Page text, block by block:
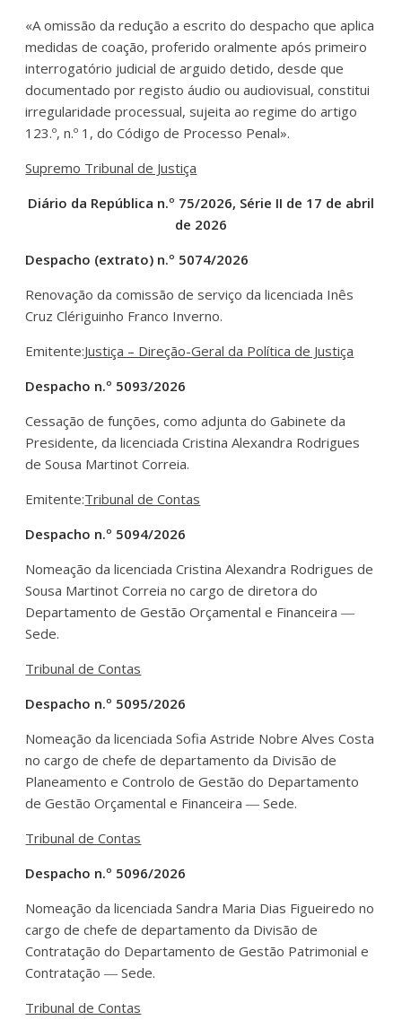
«A omissão da redução a escrito do despacho que aplica
medidas de coação, proferido oralmente após primeiro
interrogatório judicial de arguido detido, desde que
documentado por registo áudio ou audiovisual, constitui
irregularidade processual, sujeita ao regime do artigo
123.º, n.º 1, do Código de Processo Penal».
Supremo Tribunal de Justiça
Diário da República n.º 75/2026, Série II de 17 de abril
de 2026
Despacho (extrato) n.º 5074/2026
Renovação da comissão de serviço da licenciada Inês
Cruz Clériguinho Franco Inverno.
Emitente:Justiça – Direção-Geral da Política de Justiça
Despacho n.º 5093/2026
Cessação de funções, como adjunta do Gabinete da
Presidente, da licenciada Cristina ­Alexandra Rodrigues
de Sousa Martinot Correia.
Emitente:Tribunal de Contas
Despacho n.º 5094/2026
Nomeação da licenciada Cristina Alexandra Rodrigues de
Sousa Martinot Correia no cargo de diretora do
Departamento de Gestão Orçamental e Financeira ―
Sede.
Tribunal de Contas
Despacho n.º 5095/2026
Nomeação da licenciada Sofia Astride Nobre Alves Costa
no cargo de chefe de departamento da Divisão de
Planeamento e Controlo de Gestão do Departamento
de Gestão Orçamental e Financeira ― Sede.
Tribunal de Contas
Despacho n.º 5096/2026
Nomeação da licenciada Sandra Maria Dias Figueiredo no
cargo de chefe de departamento da Divisão de
Contratação do Departamento de Gestão Patrimonial e
Contratação ― Sede.
Tribunal de Contas